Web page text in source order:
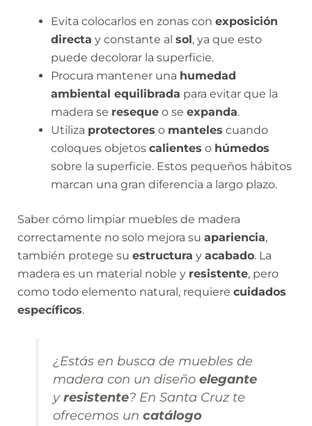
Evita colocarlos en zonas con exposición
directa y constante al sol , ya que esto
puede decolorar la superficie.
Procura mantener una humedad
ambiental equilibrada para evitar que la
madera se reseque o se expanda.
Utiliza protectores o manteles cuando
coloques objetos calientes o húmedos
sobre la superficie. Estos pequeños hábitos
marcan una gran diferencia a largo plazo.
Saber cómo limpiar muebles de madera
correctamente no solo mejora su apariencia,
también protege su estructura y acabado. La
madera es un material noble y resistente, pero
como todo elemento natural, requiere cuidados
específicos.
¿Estás en busca de muebles de
madera con un diseñoelegante
yresistente? En Santa Cruz te
ofrecemos uncatálogo